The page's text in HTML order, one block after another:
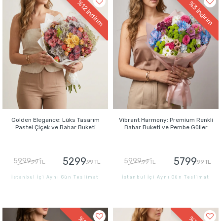
%12
indirim
Golden Elegance: Lüks Tasarım
Pastel Çiçek ve Bahar Buketi
5999,99 TL 5299,99 TL
İstanbul İçi Aynı Gün Teslimat
%3
indirim
Vibrant Harmony: Premium Renkli
Bahar Buketi ve Pembe Güller
5999,99 TL 5799,99 TL
İstanbul İçi Aynı Gün Teslimat